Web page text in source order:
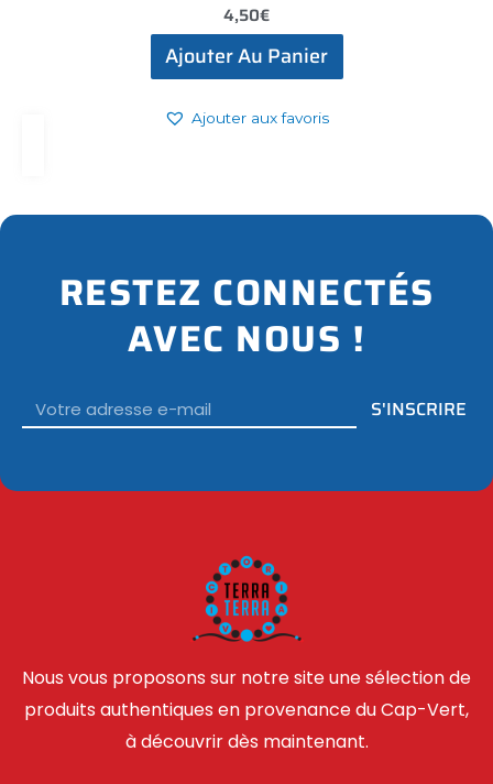
4,50€
Ajouter Au Panier
Ajouter aux favoris
RESTEZ CONNECTÉS
AVEC NOUS !
S'INSCRIRE
Nous vous proposons sur notre site une sélection de
produits authentiques en provenance du Cap-Vert,
à découvrir dès maintenant.